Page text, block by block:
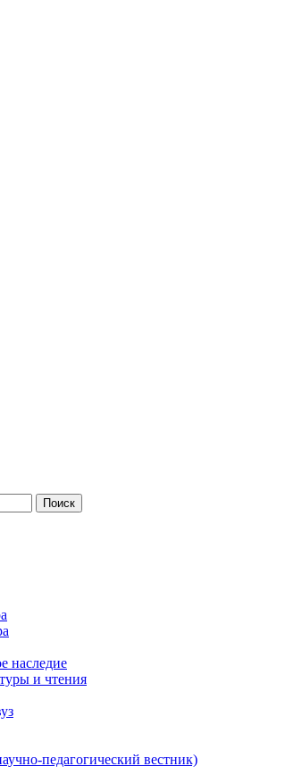
наследие
и чтения
педагогический вестник)